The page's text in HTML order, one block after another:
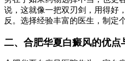
说，这就像一把双刃剑，用得好
反。选择经验丰富的医生，制定
二、合肥华夏白癜风的优点